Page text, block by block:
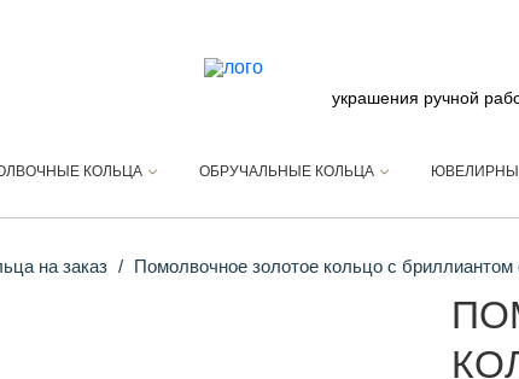
украшения ручной
КОЛЬЦА ОБРУЧАЛЬНЫЕ КОЛЬЦА
на заказ Помолвочное золотое кольцо с бриллиантом